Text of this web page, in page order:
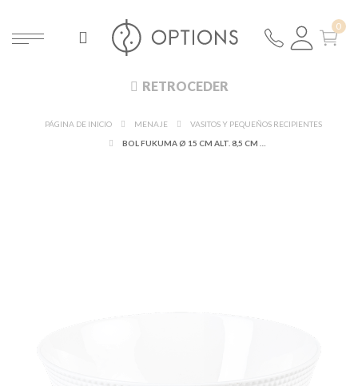
RETROCEDER
PÁGINA DE INICIO MENAJE
VASITOS Y PEQUEÑOS RECIPIENTES